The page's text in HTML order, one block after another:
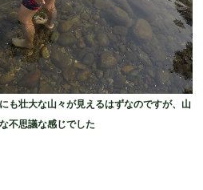
も壮大な山々が見えるはずなのですが、山
不思議な感じでした